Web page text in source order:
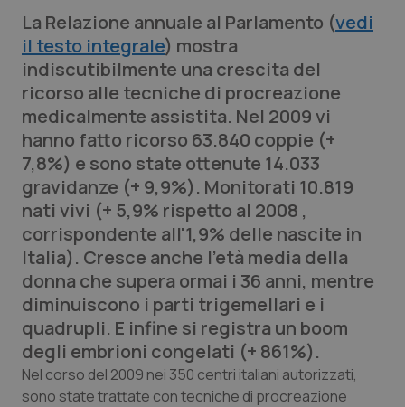
Lettere al direttore
Edizioni Regionali
QS Pro
Professionisti Sanitari.AI
Abruzzo
Basilicata
Calabria
Campania
Emilia-Romagna
QS Pro Gold
Artrite & artrosi
Asma & BPCO
Car-T
Colesterolo & coronaropatie
QS Club Newsletter
La Relazione annuale al Parlamento (vedi
il testo integrale) mostra
indiscutibilmente una crescita del
ricorso alle tecniche di procreazione
medicalmente assistita. Nel 2009 vi
hanno fatto ricorso 63.840 coppie (+
7,8%) e sono state ottenute 14.033
gravidanze (+ 9,9%). Monitorati 10.819
nati vivi (+ 5,9% rispetto al 2008 ,
corrispondente all'1,9% delle nascite in
Italia). Cresce anche l'età media della
donna che supera ormai i 36 anni, mentre
diminuiscono i parti trigemellari e i
quadrupli. E infine si registra un boom
degli embrioni congelati (+ 861%).
Nel corso del 2009 nei 350 centri italiani autorizzati,
sono state trattate con tecniche di procreazione